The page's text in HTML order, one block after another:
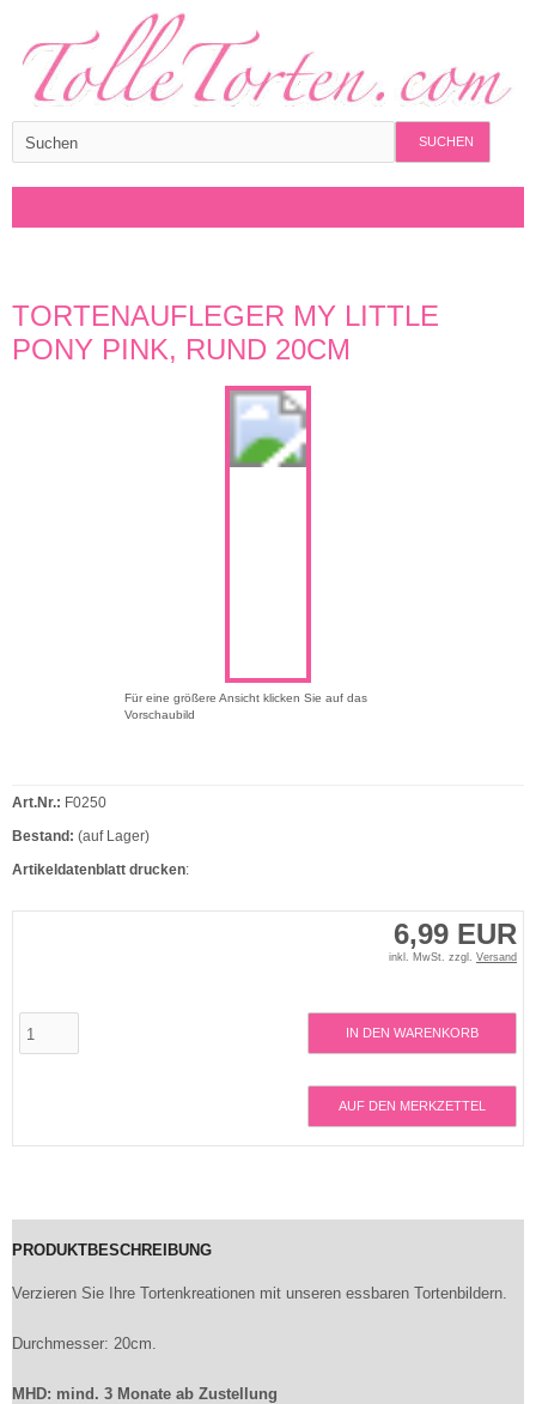
SUCHEN
TORTENAUFLEGER MY LITTLE
PONY PINK, RUND 20CM
Für eine größere Ansicht klicken Sie auf das
Vorschaubild
6,99 EUR
inkl. MwSt. zzgl. Versand
IN DEN WARENKORB
AUF DEN MERKZETTEL
Art.Nr.: F0250
Bestand: (auf Lager)
Artikeldatenblatt drucken:
PRODUKTBESCHREIBUNG
Verzieren Sie Ihre Tortenkreationen mit unseren essbaren Tortenbildern.
Durchmesser: 20cm.
MHD: mind. 3 Monate ab Zustellung